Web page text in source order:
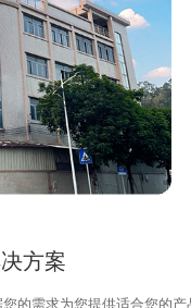
方案
的需求为您提供适合您的